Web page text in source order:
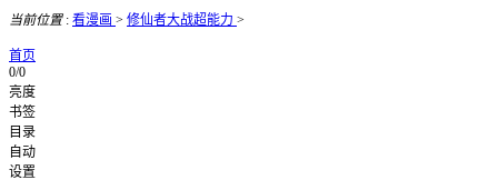
当前位置: 看漫画 > 修仙者大战超能力 >
首页
0/0
亮度
书签
目录
自动
设置